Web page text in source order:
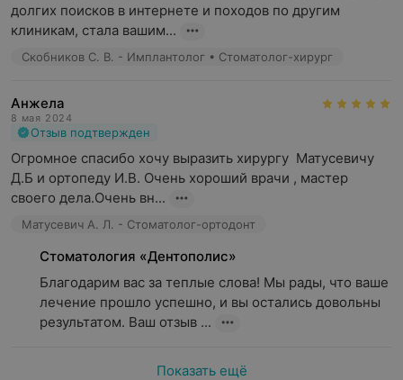
долгих поисков в интернете и походов по другим
клиникам, стала вашим...
Скобников С. В. - Имплантолог • Стоматолог-хирург
Анжела
8 мая 2024
Отзыв подтвержден
Огромное спасибо хочу выразить хирургу  Матусевичу
Д.Б и ортопеду И.В. Очень хороший врачи , мастер
своего дела.Очень вн...
Матусевич А. Л. - Стоматолог-ортодонт
Стоматология «Дентополис»
Благодарим вас за теплые слова! Мы рады, что ваше
лечение прошло успешно, и вы остались довольны
результатом. Ваш отзыв ...
Показать ещё